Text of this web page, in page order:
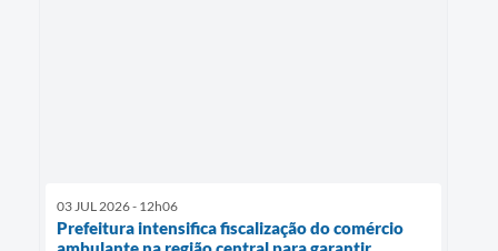
03 JUL 2026 - 12h06
Prefeitura intensifica fiscalização do comércio